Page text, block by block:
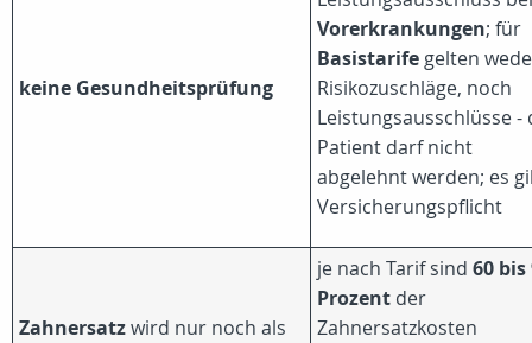
keine Gesundheitsprüfung
Vorerkrankungen; für
Basistarifegelten
Risikozuschläge, noch
Leistungsausschlüsse -
Patient darf nicht
abgelehnt werden; es
Versicherungspflicht
Zahnersatzwird nur noch als
je nach Tarif sind 60 bis
Prozent der
Zahnersatzkosten